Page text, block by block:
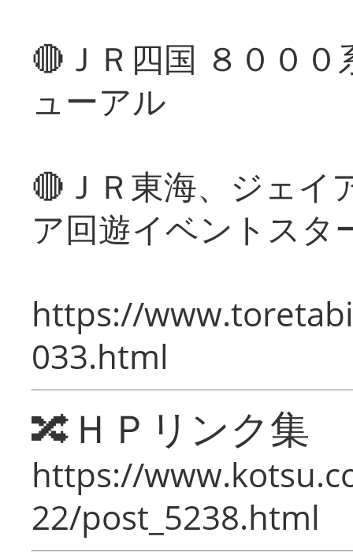
🔴ＪＲ四国 ８００
ューアル
🔴ＪＲ東海、ジェイ
ア回遊イベントスタ
https://
033.html
🔀ＨＰリンク集
https://
22/post_5238.html